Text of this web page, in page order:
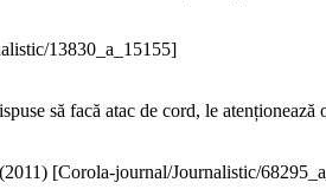
13830_a_15155]
să facă atac de cord, le
2011) [Corola-journal/Journalistic/